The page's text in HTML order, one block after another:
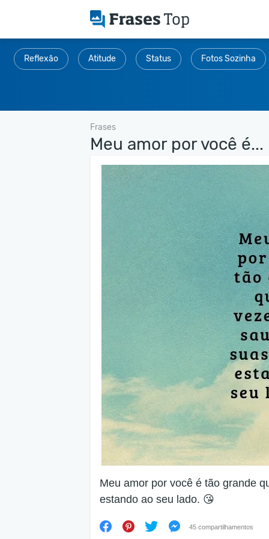
Reflexão Atitude Status Fotos Sozinha
Frases
Meu amor por você é...
Meu amor por você é tão grande
estando ao seu lado. 😘
45 compartilhamentos